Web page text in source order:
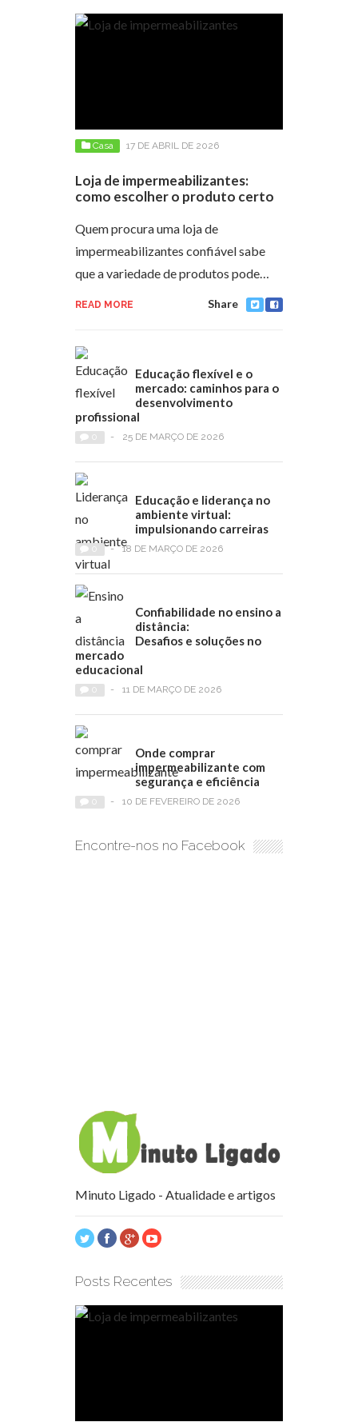
Casa 17 DE ABRIL DE 2026
Loja de impermeabilizantes:
como escolher o produto certo
Quem procura uma loja de
impermeabilizantes confiável sabe
que a variedade de produtos pode…
READ MORE Share
Educação flexível e o
mercado: caminhos para o
desenvolvimento
profissional
- 25 DE MARÇO DE 2026
Educação e liderança no
ambiente virtual:
impulsionando carreiras
- 18 DE MARÇO DE 2026
Confiabilidade no ensino a
distância:
Desafios e soluções no
mercado
educacional
- 11 DE MARÇO DE 2026
Onde comprar
impermeabilizante com
segurança e eficiência
- 10 DE FEVEREIRO DE 2026
Encontre-nos no Facebook
Minuto Ligado - Atualidade e artigos
Posts Recentes